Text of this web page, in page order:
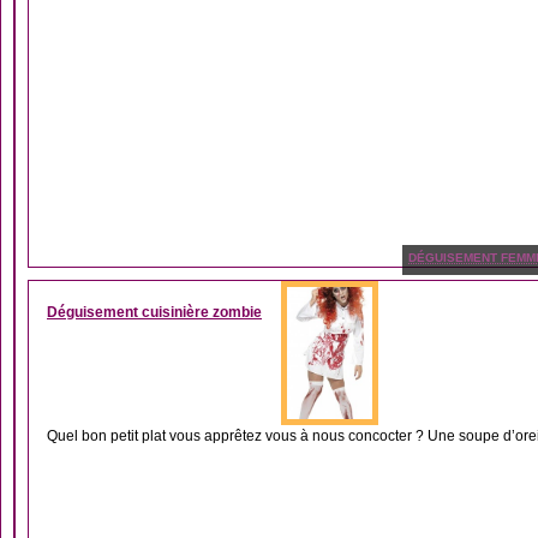
DÉGUISEMENT
Déguisement cuisinière zombie
Quel bon petit plat vous apprêtez vous à nous concocter ? Une soupe